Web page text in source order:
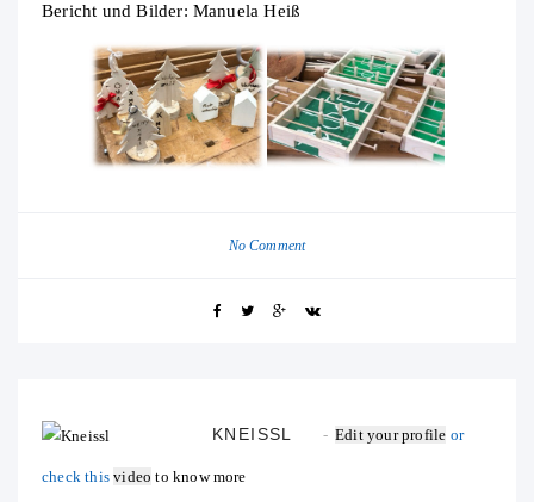
Bericht und Bilder: Manuela Heiß
No Comment
KNEISSL Edit your profile or
check thisvideo to know more